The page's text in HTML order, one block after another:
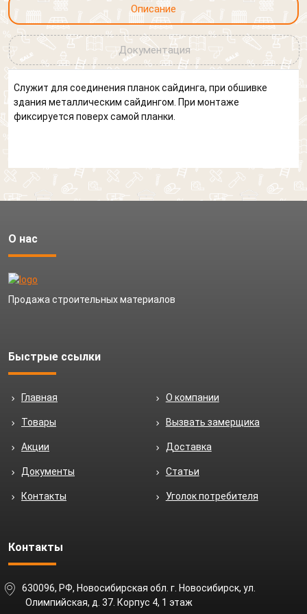
Описание
Документация
Служит для соединения планок сайдинга, при обшивке
здания металлическим сайдингом. При монтаже
фиксируется поверх самой планки.
О нас
Продажа строительных материалов
Быстрые ссылки
Главная О компании
Товары Вызвать замерщика
Акции Доставка
Документы Статьи
Контакты Уголок потребителя
Контакты
630096, РФ, Новосибирская обл. г. Новосибирск, ул.
Олимпийская, д. 37. Корпус 4, 1 этаж